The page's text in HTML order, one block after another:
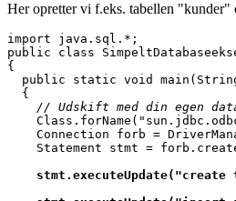
Her opretter vi f.eks. tabellen
import java.sql.*;
public class
{
public static void
// Udskift med din egen
Connection forb =
Statement stmt =
stmt.executeUpdate("create